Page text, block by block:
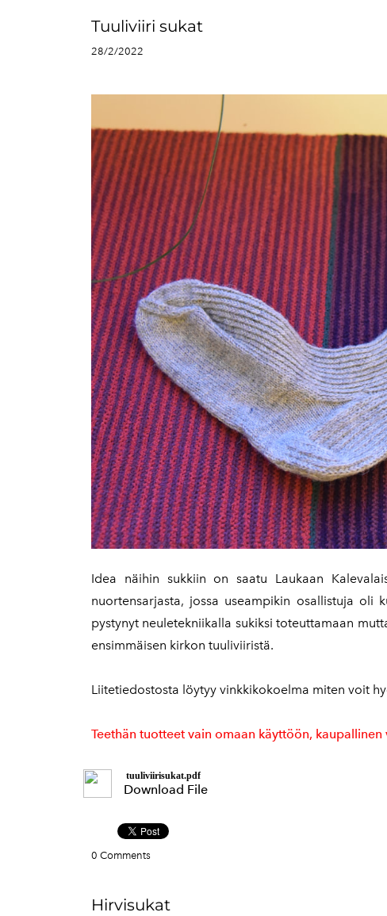
Tuuliviiri sukat
28/2/2022
Idea näihin sukkiin on saatu Laukaan
nuortensarjasta, jossa useampikin osallistuja oli
pystynyt neuletekniikalla sukiksi toteuttamaan
ensimmäisen kirkon tuuliviiristä.
Liitetiedostosta löytyy vinkkikokoelma miten voit
Teethän tuotteet vain omaan käyttöön,
tuuliviirisukat.pdf
Download File
0 Comments
Hirvisukat